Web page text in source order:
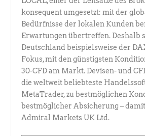
konsequent umgesetzt: mit der
Bedürfnisse der lokalen Kunden
Erwartungen übertreffen. Deshalb
Deutschland beispielsweise der
Fokus, mit den günstigsten
30-CFD am Markt. Devisen- und
die weltweit beliebteste
MetaTrader, zu bestmöglichen
bestmöglicher Absicherung –
Admiral Markets UK Ltd.